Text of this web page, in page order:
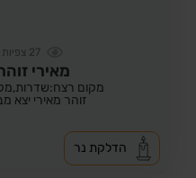
27 צפיות
מאירי
מקום רצח:שדרות,
זוהר מאירי יצא
הדלקת נר